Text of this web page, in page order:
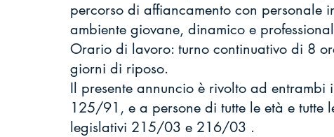
percorso di affiancamento con personale
ambiente giovane, dinamico e
Orario di lavoro: turno continuativo di 8
giorni di riposo.
Il presente annuncio è rivolto ad
125/91, e a persone di tutte le età e tutte
legislativi 215/03 e 216/03 .